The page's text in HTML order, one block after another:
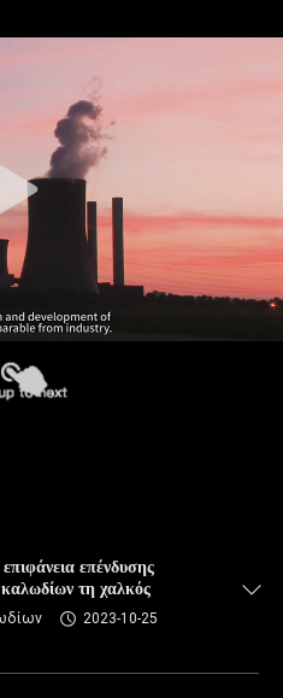
επένδυσης
τη χαλκός
2023-10-25